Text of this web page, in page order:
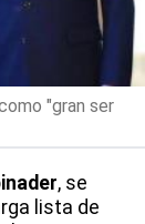
"gran ser
, se
lista de